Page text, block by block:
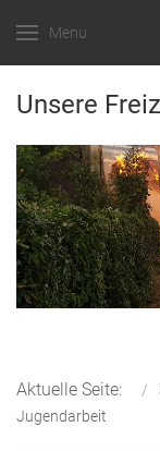
Menu
Unsere
Aktuelle Seite:
Jugendarbeit